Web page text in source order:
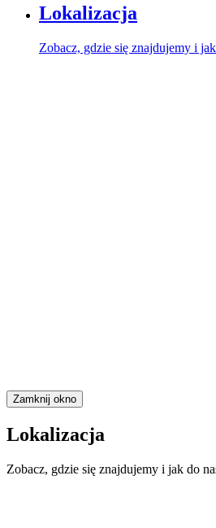
Lokalizacja
Zobacz, gdzie się znajdujemy i
Zamknij okno
Lokalizacja
Zobacz, gdzie się znajdujemy i jak do